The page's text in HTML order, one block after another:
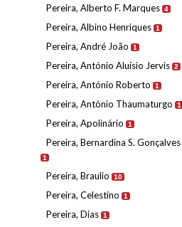
Pereira, Alberto F. Marques 4
Pereira, Albino Henriques 1
Pereira, André João 1
Pereira, António Aluísio Jervis 2
Pereira, António Roberto 1
Pereira, António Thaumaturgo 1
Pereira, Apolinário 1
Pereira, Bernardina S. Gonçalves
1
Pereira, Braulio 10
Pereira, Celestino 1
Pereira, Dias 1